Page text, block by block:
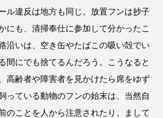
ル違反は地方も同じ。放置フンは抄子
にも、清掃奉仕に参加して分かったこ
沿いは、空き缶やたばこの吸い殻でい
間にでも捨てるんだろう。こうなると
高齢者や障害者を見かけたら席をゆず
っている動物のフンの始末は、当然自
のことを人から注意されたり、まして